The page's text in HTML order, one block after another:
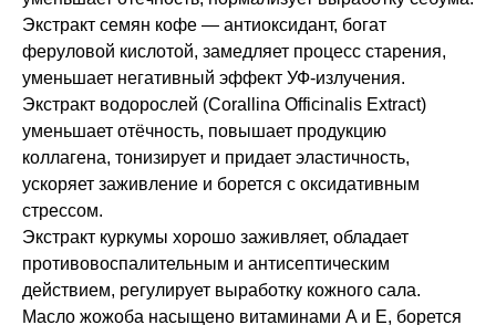
Экстракт семян кофе — антиоксидант, богат
феруловой кислотой, замедляет процесс старения,
уменьшает негативный эффект УФ-излучения.
Экстракт водорослей (Corallina Officinalis Extract)
уменьшает отёчность, повышает продукцию
коллагена, тонизирует и придает эластичность,
ускоряет заживление и борется с оксидативным
стрессом.
Экстракт куркумы хорошо заживляет, обладает
противовоспалительным и антисептическим
действием, регулирует выработку кожного сала.
Масло жожоба насыщено витаминами A и E, борется